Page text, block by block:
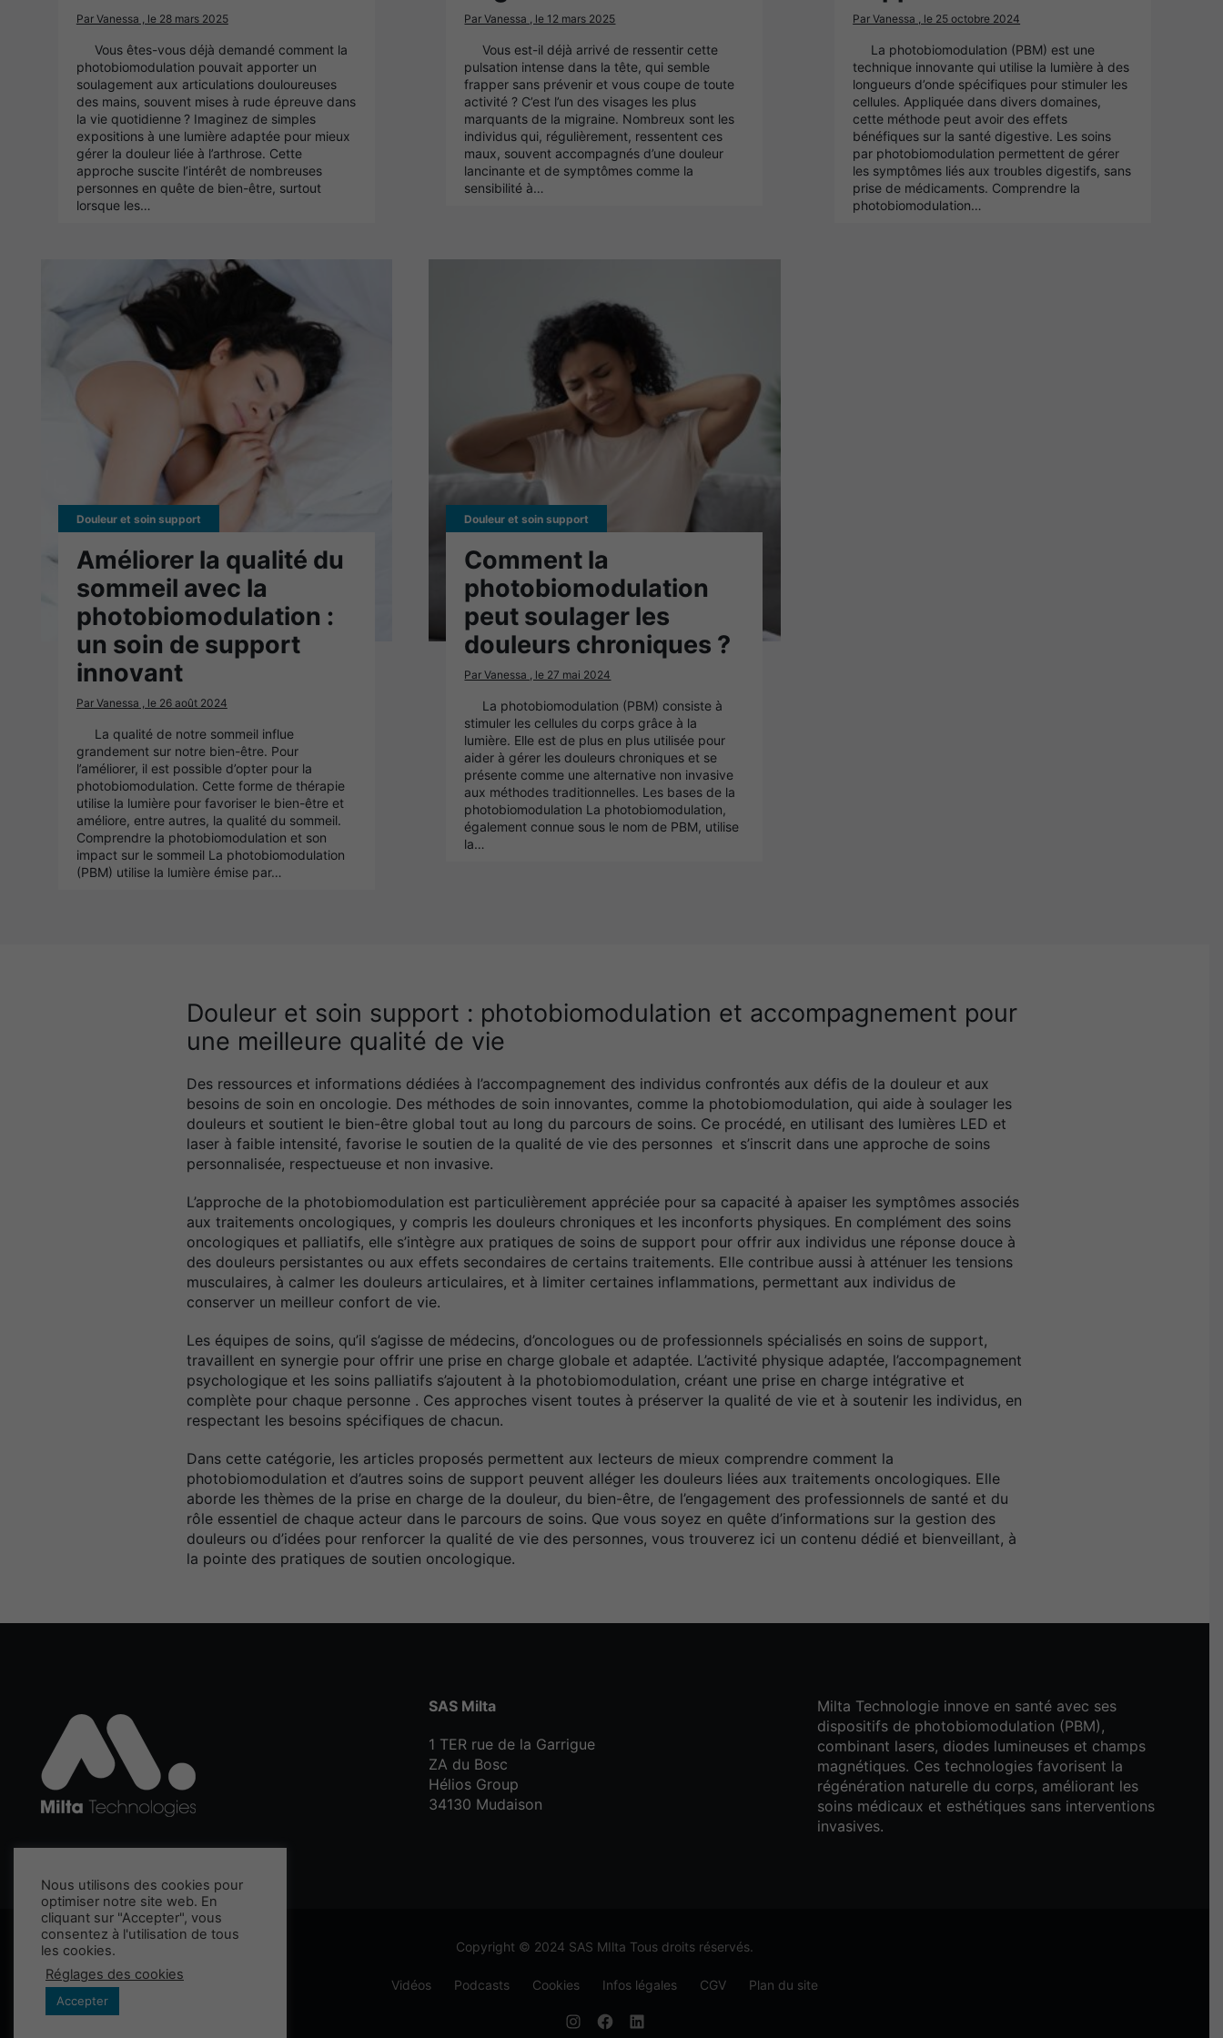
Douleur et soin support : photobiomodulation et accompagnement pour
une meilleure qualité de vie
Des ressources et informations dédiées à l’accompagnement des individus confrontés aux défis de la douleur et aux
besoins de soin en oncologie. Des méthodes de soin innovantes, comme la photobiomodulation, qui aide à soulager les
douleurs et soutient le bien-être global tout au long du parcours de soins. Ce procédé, en utilisant des lumières LED et
laser à faible intensité, favorise le soutien de la qualité de vie des personnes et s’inscrit dans une approche de soins
personnalisée, respectueuse et non invasive.
L’approche de la photobiomodulation est particulièrement appréciée pour sa capacité à apaiser les symptômes associés
aux traitements oncologiques, y compris les douleurs chroniques et les inconforts physiques. En complément des soins
oncologiques et palliatifs, elle s’intègre aux pratiques de soins de support pour offrir aux individus une réponse douce à
des douleurs persistantes ou aux effets secondaires de certains traitements. Elle contribue aussi à atténuer les tensions
musculaires, à calmer les douleurs articulaires, et à limiter certaines inflammations, permettant aux individus de
conserver un meilleur confort de vie.
Les équipes de soins, qu’il s’agisse de médecins, d’oncologues ou de professionnels spécialisés en soins de support,
travaillent en synergie pour offrir une prise en charge globale et adaptée. L’activité physique adaptée, l’accompagnement
psychologique et les soins palliatifs s’ajoutent à la photobiomodulation, créant une prise en charge intégrative et
complète pour chaque personne . Ces approches visent toutes à préserver la qualité de vie et à soutenir les individus, en
respectant les besoins spécifiques de chacun.
Dans cette catégorie, les articles proposés permettent aux lecteurs de mieux comprendre comment la
photobiomodulation et d’autres soins de support peuvent alléger les douleurs liées aux traitements oncologiques. Elle
aborde les thèmes de la prise en charge de la douleur, du bien-être, de l’engagement des professionnels de santé et du
rôle essentiel de chaque acteur dans le parcours de soins. Que vous soyez en quête d’informations sur la gestion des
douleurs ou d’idées pour renforcer la qualité de vie des personnes, vous trouverez ici un contenu dédié et bienveillant, à
la pointe des pratiques de soutien oncologique.
Par Vanessa , le 28 mars 2025
Vous êtes-vous déjà demandé comment la
photobiomodulation pouvait apporter un
soulagement aux articulations douloureuses
des mains, souvent mises à rude épreuve dans
la vie quotidienne ? Imaginez de simples
expositions à une lumière adaptée pour mieux
gérer la douleur liée à l’arthrose. Cette
approche suscite l’intérêt de nombreuses
personnes en quête de bien-être, surtout
lorsque les…
Par Vanessa , le 12 mars 2025
Vous est-il déjà arrivé de ressentir cette
pulsation intense dans la tête, qui semble
frapper sans prévenir et vous coupe de toute
activité ? C’est l’un des visages les plus
marquants de la migraine. Nombreux sont les
individus qui, régulièrement, ressentent ces
maux, souvent accompagnés d’une douleur
lancinante et de symptômes comme la
sensibilité à…
Par Vanessa , le 25 octobre 2024
La photobiomodulation (PBM) est une
technique innovante qui utilise la lumière à des
longueurs d’onde spécifiques pour stimuler les
cellules. Appliquée dans divers domaines,
cette méthode peut avoir des effets
bénéfiques sur la santé digestive. Les soins
par photobiomodulation permettent de gérer
les symptômes liés aux troubles digestifs, sans
prise de médicaments. Comprendre la
photobiomodulation…
Douleur et soin support
Améliorer la qualité du
sommeil avec la
photobiomodulation :
un soin de support
innovant
Par Vanessa , le 26 août 2024
La qualité de notre sommeil influe
grandement sur notre bien-être. Pour
l’améliorer, il est possible d’opter pour la
photobiomodulation. Cette forme de thérapie
utilise la lumière pour favoriser le bien-être et
améliore, entre autres, la qualité du sommeil.
Comprendre la photobiomodulation et son
impact sur le sommeil La photobiomodulation
(PBM) utilise la lumière émise par…
Douleur et soin support
Comment la
photobiomodulation
peut soulager les
douleurs chroniques ?
Par Vanessa , le 27 mai 2024
La photobiomodulation (PBM) consiste à
stimuler les cellules du corps grâce à la
lumière. Elle est de plus en plus utilisée pour
aider à gérer les douleurs chroniques et se
présente comme une alternative non invasive
aux méthodes traditionnelles. Les bases de la
photobiomodulation La photobiomodulation,
également connue sous le nom de PBM, utilise
la…
SAS Milta
1 TER rue de la Garrigue
ZA du Bosc
Hélios Group
34130 Mudaison
Milta Technologie innove en santé avec ses
dispositifs de photobiomodulation (PBM),
combinant lasers, diodes lumineuses et champs
magnétiques. Ces technologies favorisent la
régénération naturelle du corps, améliorant les
soins médicaux et esthétiques sans interventions
invasives.
Copyright © 2024 SAS MIlta Tous droits réservés.
Vidéos Podcasts Cookies Infos légales CGV Plan du site
ÉlémentÉlémentÉlément
Nous utilisons des cookies pour
optimiser notre site web. En
cliquant sur "Accepter", vous
consentez à l'utilisation de tous
les cookies.
Réglages des cookies
Accepter